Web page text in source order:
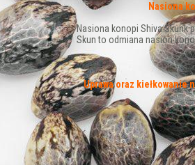
Nasiona
Nasiona konopi Shiva Skunk
Skun to odmiana nasion
Uprawa oraz